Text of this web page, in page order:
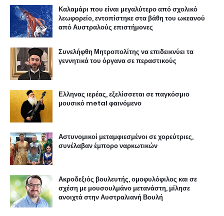
Καλαμάρι που είναι μεγαλύτερο από σχολικό
λεωφορείο, εντοπίστηκε στα βάθη του ωκεανού
από Αυστραλούς επιστήμονες
Συνελήφθη Μητροπολίτης να επιδεικνύει τα
γεννητικά του όργανα σε περαστικούς
Ελληνας ιερέας, εξελίσσεται σε παγκόσμιο
μουσικό metal φαινόμενο
Αστυνομικοί μεταμφιεσμένοι σε χορεύτριες,
συνέλαβαν έμπορο ναρκωτικών
Ακροδεξιός βουλευτής, ομοφυλόφιλος και σε
σχέση με μουσουλμάνο μετανάστη, μίλησε
ανοιχτά στην Αυστραλιανή Βουλή